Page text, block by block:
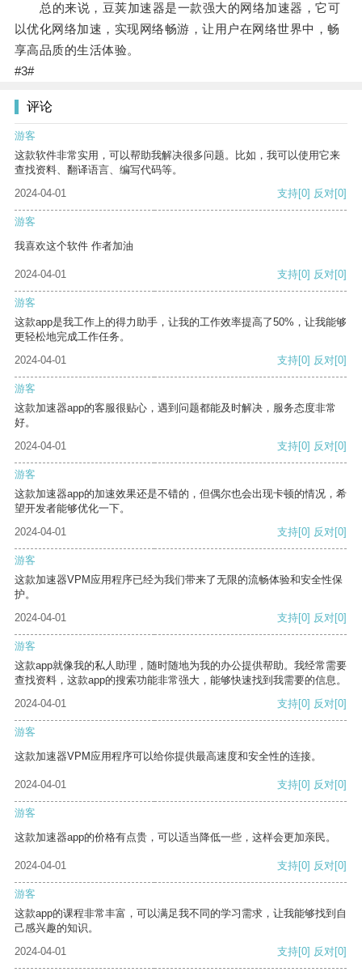
总的来说，豆荚加速器是一款强大的网络加速器，它可
以优化网络加速，实现网络畅游，让用户在网络世界中，畅
享高品质的生活体验。
#3#
评论
游客
这款软件非常实用，可以帮助我解决很多问题。比如，我可以使用它来
查找资料、翻译语言、编写代码等。
2024-04-01
支持[0] 反对[0]
游客
我喜欢这个软件 作者加油
2024-04-01 支持[0] 反对[0]
游客
这款app是我工作上的得力助手，让我的工作效率提高了50%，让我能够
更轻松地完成工作任务。
2024-04-01
支持[0] 反对[0]
游客
这款加速器app的客服很贴心，遇到问题都能及时解决，服务态度非常
好。
2024-04-01
支持[0] 反对[0]
游客
这款加速器app的加速效果还是不错的，但偶尔也会出现卡顿的情况，希
望开发者能够优化一下。
2024-04-01
支持[0] 反对[0]
游客
这款加速器VPM应用程序已经为我们带来了无限的流畅体验和安全性保
护。
2024-04-01
支持[0] 反对[0]
游客
这款app就像我的私人助理，随时随地为我的办公提供帮助。我经常需要
查找资料，这款app的搜索功能非常强大，能够快速找到我需要的信息。
2024-04-01
支持[0] 反对[0]
游客
这款加速器VPM应用程序可以给你提供最高速度和安全性的连接。
2024-04-01 支持[0] 反对[0]
游客
这款加速器app的价格有点贵，可以适当降低一些，这样会更加亲民。
2024-04-01 支持[0] 反对[0]
游客
这款app的课程非常丰富，可以满足我不同的学习需求，让我能够找到自
己感兴趣的知识。
2024-04-01
支持[0] 反对[0]